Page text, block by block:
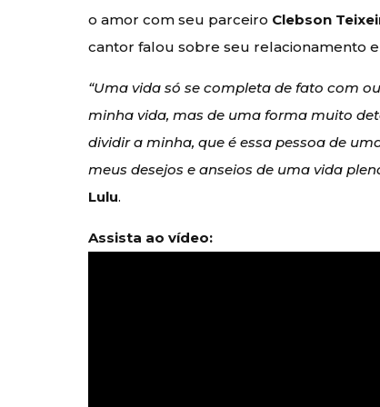
o amor com seu parceiro Clebson
cantor falou sobre seu relacionamento
“Uma vida só se completa de fato com
minha vida, mas de uma forma muito
dividir a minha, que é essa pessoa de
meus desejos e anseios de uma vida
Lulu.
Assista ao vídeo: